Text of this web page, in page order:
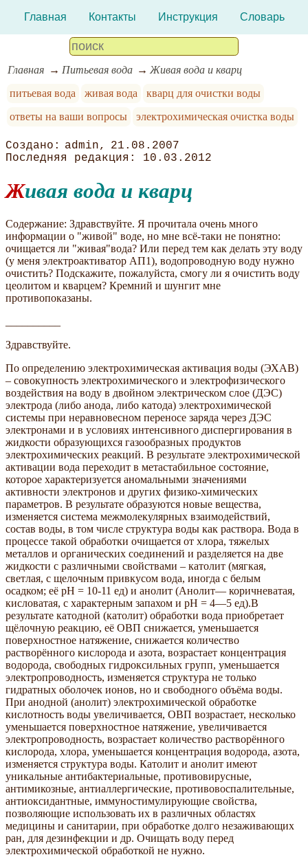
Главная Контакты Инструкция Словарь
Главная Питьевая вода
Живая вода и кварц
питьевая вода
живая вода
кварц для очистки воды
ответы на ваши вопросы
электрохимическая очистка воды
admin
21.08.2007
10.03.2012
Живая вода и кварц
Содержание: Здравствуйте. Я прочитала очень много
информации о "живой" воде, но мне всё-таки не понятно:
очищается ли "живая"вода? Или перед тем как делать эту воду
(у меня электроактиватор АП1), водопроводную воду нужно
очистить? Подскажите, пожалуйста, смогу ли я очистить воду
цеолитом и кварцем? Кремний и шунгит мне
противопоказаны.
Здравствуйте.
По определению электрохимическая активация воды (ЭХАВ)
– совокупность электрохимического и электрофизического
воздействия на воду в двойном электрическом слое (ДЭС)
электрода (либо анода, либо катода) электрохимической
системы при неравновесном переносе заряда через ДЭС
электронами и в условиях интенсивного диспергирования в
жидкости образующихся газообразных продуктов
электрохимических реакций. В результате электрохимической
активации вода переходит в метастабильное состояние,
которое характеризуется аномальными значениями
активности электронов и других физико-химических
параметров. В результате образуются новые вещества,
изменяется система межмолекулярных взаимодействий,
состав воды, в том числе структура воды как раствора. Вода в
процессе такой обработки очищается от хлора, тяжелых
металлов и органических соединений и разделяется на две
жидкости с различными свойствами – католит (мягкая,
светлая, с щелочным привкусом вода, иногда с белым
осадком; её рН = 10-11 ед) и анолит (Анолит— коричневатая,
кисловатая, с характерным запахом и рН = 4—5 ед).В
результате катодной (католит) обработки вода приобретает
щёлочную реакцию, её ОВП снижается, уменьшается
поверхностное натяжение, снижается количество
растворённого кислорода и азота, возрастает концентрация
водорода, свободных гидроксильных групп, уменьшается
электропроводность, изменяется структура не только
гидратных оболочек ионов, но и свободного объёма воды.
При анодной (анолит) электрохимической обработке
кислотность воды увеличивается, ОВП возрастает, несколько
уменьшается поверхностное натяжение, увеличивается
электропроводность, возрастает количество растворённого
кислорода, хлора, уменьшается концентрация водорода, азота,
изменяется структура воды. Католит и анолит имеют
уникальные антибактериальные, противовирусные,
антимикозные, антиаллергические, противовоспалительные,
антиоксидантные, иммуностимулирующие свойства,
позволяющие использовать их в различных областях
медицины и санитарии, при обработке долго незаживающих
ран, для дезинфекции и др. Очищать воду перед
электрохимической обработкой не нужно.